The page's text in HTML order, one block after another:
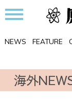
NEWS FEATURE
海外